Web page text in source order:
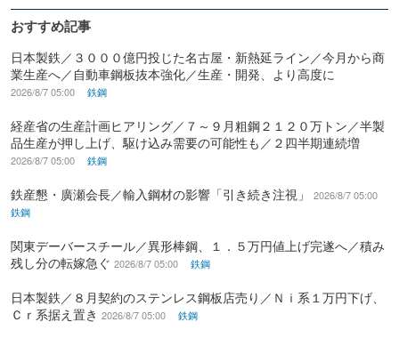
おすすめ記事
日本製鉄／３０００億円投じた名古屋・新熱延ライン／今月から商
業生産へ／自動車鋼板抜本強化／生産・開発、より高度に
2026/8/7 05:00 鉄鋼
経産省の生産計画ヒアリング／７～９月粗鋼２１２０万トン／半製
品生産が押し上げ、駆け込み需要の可能性も／２四半期連続増
2026/8/7 05:00 鉄鋼
鉄産懇・廣瀬会長／輸入鋼材の影響「引き続き注視」
2026/8/7 05:00
鉄鋼
関東デーバースチール／異形棒鋼、１．５万円値上げ完遂へ／積み
残し分の転嫁急ぐ 2026/8/7 05:00 鉄鋼
日本製鉄／８月契約のステンレス鋼板店売り／Ｎｉ系１万円下げ、
Ｃｒ系据え置き 2026/8/7 05:00 鉄鋼